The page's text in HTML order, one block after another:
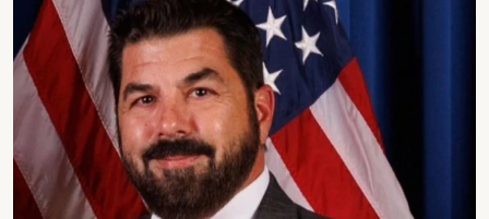
¿En que consiste la
tasa minera que rige en
Ecuador?